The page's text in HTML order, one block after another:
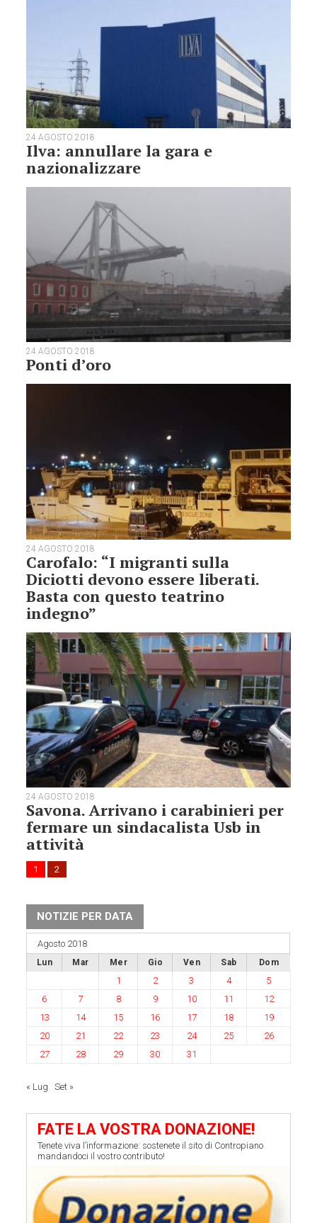
24 AGOSTO 2018
Ilva: annullare la gara e
nazionalizzare
24 AGOSTO 2018
Ponti d’oro
24 AGOSTO 2018
Carofalo: “I migranti sulla
Diciotti devono essere liberati.
Basta con questo teatrino
indegno”
24 AGOSTO 2018
Savona. Arrivano i carabinieri per
fermare un sindacalista Usb in
attività
1 2
NOTIZIE PER DATA
Agosto 2018
Lun Mar Mer Gio Ven Sab Dom
1 2 3 4
5
6
7 8 9 10 11
12
13
14 15 16 17 18
19
20
21 22 23 24 25
26
27
28 29 30 31
« Lug Set »
FATE LA VOSTRA DONAZIONE!
Tenete viva l’informazione: sostenete il sito di Contropiano
mandandoci il vostro contributo!